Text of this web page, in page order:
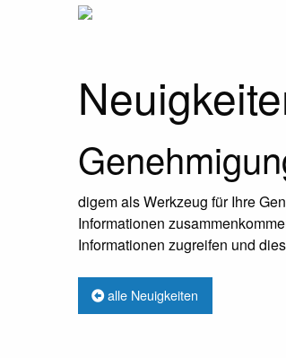
digem als Werkzeug für Ihre
Informationen
Informationen zugreifen und
alle Neuigkeiten